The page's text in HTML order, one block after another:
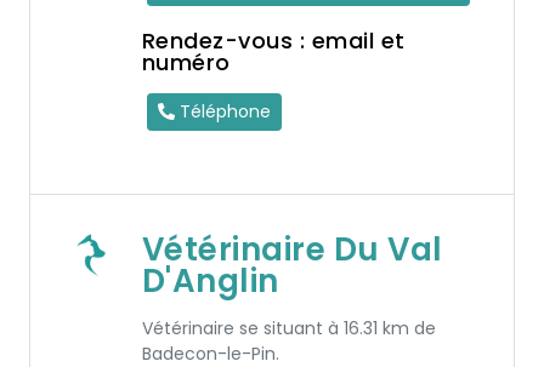
Rendez-vous : email et
numéro
Téléphone
Vétérinaire Du Val
D'Anglin
Vétérinaire se situant à 16.31 km de
Badecon-le-Pin.